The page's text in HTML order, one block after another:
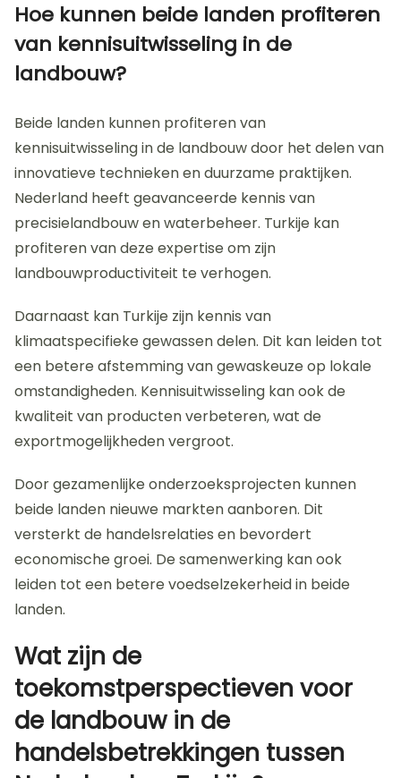
Hoe kunnen beide landen profiteren
van kennisuitwisseling in de
landbouw?
Beide landen kunnen profiteren van
kennisuitwisseling in de landbouw door het delen van
innovatieve technieken en duurzame praktijken.
Nederland heeft geavanceerde kennis van
precisielandbouw en waterbeheer. Turkije kan
profiteren van deze expertise om zijn
landbouwproductiviteit te verhogen.
Daarnaast kan Turkije zijn kennis van
klimaatspecifieke gewassen delen. Dit kan leiden tot
een betere afstemming van gewaskeuze op lokale
omstandigheden. Kennisuitwisseling kan ook de
kwaliteit van producten verbeteren, wat de
exportmogelijkheden vergroot.
Door gezamenlijke onderzoeksprojecten kunnen
beide landen nieuwe markten aanboren. Dit
versterkt de handelsrelaties en bevordert
economische groei. De samenwerking kan ook
leiden tot een betere voedselzekerheid in beide
landen.
Wat zijn de
toekomstperspectieven voor
de landbouw in de
handelsbetrekkingen tussen